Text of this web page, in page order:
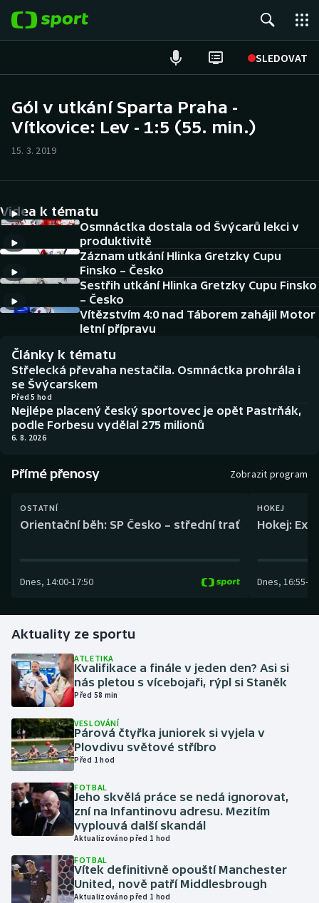
SLEDOVAT
Hokej
Cyklistika
DALŠÍ SPORTY
Americký fotbal
Baseball a softbal
Basketbal
Biatlon
Boby a skeleton
Box
Curling
Golf
Gymnastika
Házená
Jezdectví
Judo
Krasobruslení
Lyže a snowboard
NEPŘEHLÉDNĚTE
Historické návraty
Aplikace ČT sport
AZ kvíz
Gól v utkání Sparta Praha -
Vítkovice: Lev - 1:5 (55. min.)
15. 3. 2019
Videa k tématu
Osmnáctka dostala od Švýcarů lekci v
produktivitě
Záznam utkání Hlinka Gretzky Cupu
Finsko – Česko
Sestřih utkání Hlinka Gretzky Cupu Finsko
– Česko
Vítězstvím 4:0 nad Táborem zahájil Motor
letní přípravu
Články k tématu
Střelecká převaha nestačila. Osmnáctka prohrála i
se Švýcarskem
Před 5 hod
Nejlépe placený český sportovec je opět Pastrňák,
podle Forbesu vydělal 275 milionů
6. 8. 2026
Přímé přenosy Zobrazit program
OSTATNÍ
Orientační běh: SP Česko – střední trať
Dnes, 14:00-17:50
HOKEJ
Hokej:
Dnes, 16:55-
Aktuality ze sportu
ATLETIKA
Kvalifikace a finále v jeden den? Asi si
nás pletou s vícebojaři, rýpl si Staněk
Před 58 min
VESLOVÁNÍ
Párová čtyřka juniorek si vyjela v
Plovdivu světové stříbro
Před 1 hod
FOTBAL
Jeho skvělá práce se nedá ignorovat,
zní na Infantinovu adresu. Mezitím
vyplouvá další skandál
Aktualizováno před 1 hod
FOTBAL
Vítek definitivně opouští Manchester
United, nově patří Middlesbrough
Aktualizováno před 1 hod